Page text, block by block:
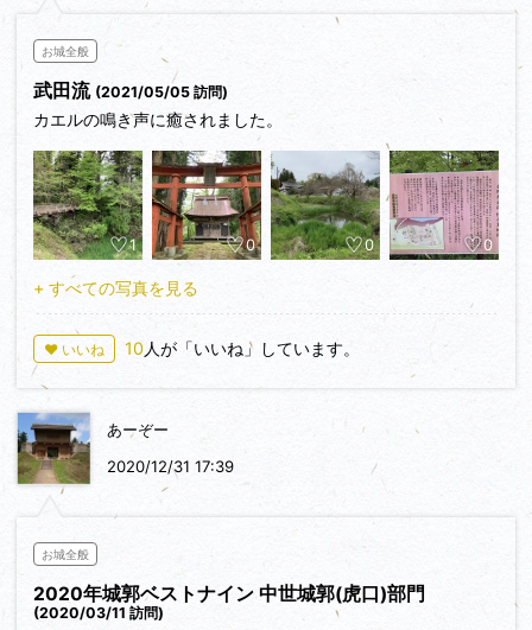
られせますが、1615年(元和元年)の一国一城令によって廃城と
なりました。
丸馬出しや三日月堀など、武田流の築城跡が残っています。
遺構が見やすいよう整備されており、説明板も多いです。
小規模ながら素晴らしい史跡公園です。
攻城時間は２０分くらいでした。次の攻城先＝仁科城に向かい
ました。
お城全般
武田流 (2021/05/05 訪問)
カエルの鳴き声に癒されました。
1 0 0 0
+ すべての写真を見る
♥ いいね 10人が「いいね」しています。
あーぞー
2020/12/31 17:39
お城全般
2020年城郭ベストナイン 中世城郭(虎口)部門
(2020/03/11 訪問)